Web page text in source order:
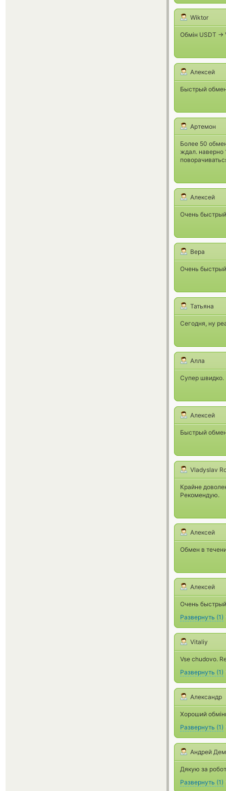
Wiktor
Обмін USDT ->
Алексей
Быстрый
Артемон
Более 50
ждал. наверно
Алексей
Очень
Вера
Очень
Татьяна
Сегодня, ну
Алла
Супер швидко.
Алексей
Быстрый
Vladyslav
Крайне
Рекомендую.
Алексей
Обмен в
Алексей
Очень
Развернуть (1)
Vitaliy
Vse chudovo.
Развернуть (1)
Александр
Хороший
Развернуть (1)
Андрей
Дякую за
Развернуть (1)